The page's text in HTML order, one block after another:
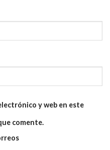
y web en este
comente.